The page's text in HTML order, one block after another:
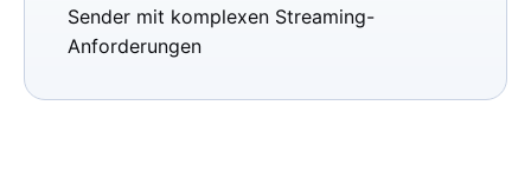
Sender mit komplexen Streaming-
Anforderungen